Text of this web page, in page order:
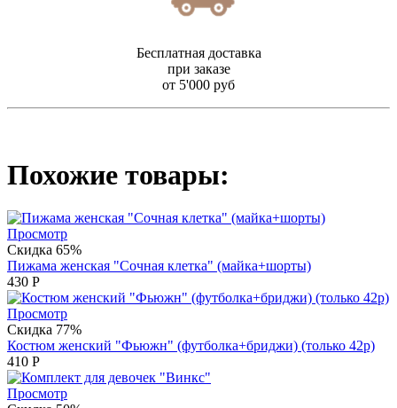
Бесплатная доставка
при заказе
от 5'000 руб
Похожие товары:
Просмотр
Скидка 65%
Пижама женская "Сочная клетка" (майка+шорты)
430 Р
Просмотр
Скидка 77%
Костюм женский "Фьюжн" (футболка+бриджи) (только 42р)
410 Р
Просмотр